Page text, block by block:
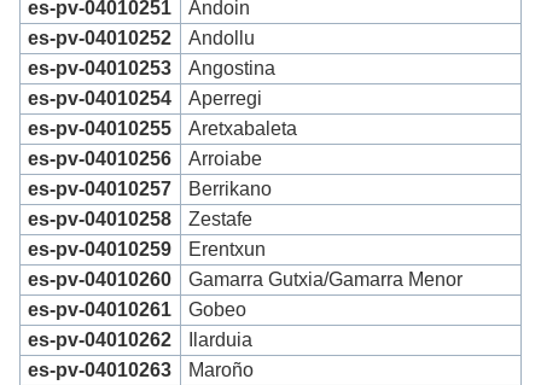
es-pv-04010251
Andoin
es-pv-04010252
Andollu
es-pv-04010253
Angostina
es-pv-04010254
Aperregi
es-pv-04010255
Aretxabaleta
es-pv-04010256
Arroiabe
es-pv-04010257
Berrikano
es-pv-04010258
Zestafe
es-pv-04010259
Erentxun
es-pv-04010260
Gamarra Gutxia/Gamarra Menor
es-pv-04010261
Gobeo
es-pv-04010262
Ilarduia
es-pv-04010263
Maroño